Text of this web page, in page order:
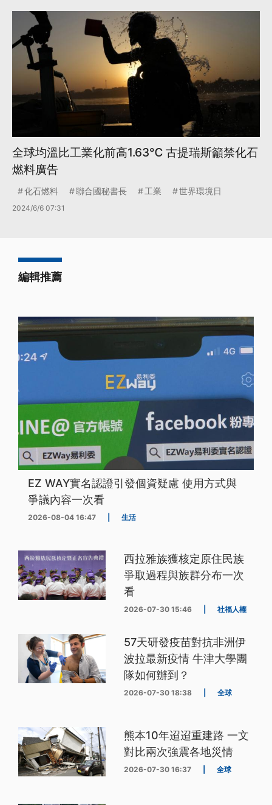
全球均溫比工業化前高1.63℃ 古提瑞斯籲禁化石
燃料廣告
化石燃料 聯合國秘書長 工業 世界環境日
2024/6/6 07:31
編輯推薦
EZ WAY實名認證引發個資疑慮 使用方式與
爭議內容一次看
2026-08-04 16:47 生活
西拉雅族獲核定原住民族
爭取過程與族群分布一次
看
2026-07-30 15:46 社福人權
57天研發疫苗對抗非洲伊
波拉最新疫情 牛津大學團
隊如何辦到？
2026-07-30 18:38 全球
熊本10年迢迢重建路 一文
對比兩次強震各地災情
2026-07-30 16:37 全球